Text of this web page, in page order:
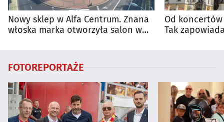
Nowy sklep w Alfa Centrum. Znana
włoska marka otworzyła salon w
Od
Tak
FOTOREPORTAŻE